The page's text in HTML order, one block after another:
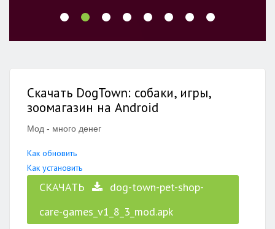
Скачать DogTown: собаки, игры,
зоомагазин на Android
Мод - много денег
Как обновить
Как установить
СКАЧАТЬ
dog-town-pet-shop-
care-games_v1_8_3_mod.apk